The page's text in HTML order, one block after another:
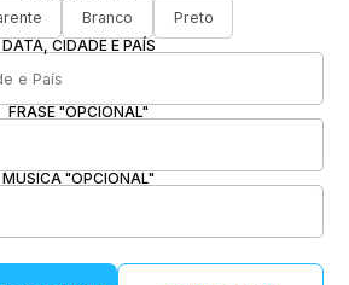
Branco
Preto
DATA, CIDADE E PAÍS
FRASE "OPCIONAL"
MUSICA "OPCIONAL"